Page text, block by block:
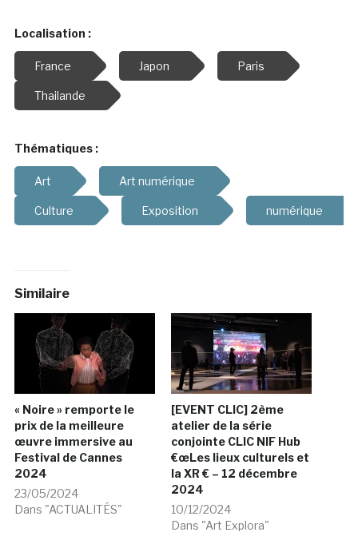
Localisation :
France Japon Paris
Thailande
Thématiques :
Art Art numérique
Culture Exposition numérique
Similaire
« Noire » remporte le
prix de la meilleure
œuvre immersive au
Festival de Cannes
2024
23/05/2024
Dans "ACTUALITÉS"
[EVENT CLIC] 2ème
atelier de la série
conjointe CLIC NIF Hub
€œLes lieux culturels et
la XR € – 12 décembre
2024
10/12/2024
Dans "Art Explora"